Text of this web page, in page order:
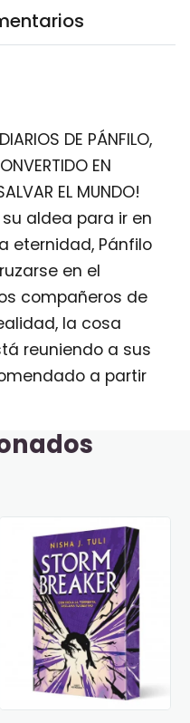
DE PÁNFILO,
EN
EL MUNDO!
aldea para ir en
eternidad, Pánfilo
en el
compañeros de
la cosa
reuniendo a sus
a partir